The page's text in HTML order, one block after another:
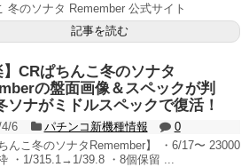
冬のソナタ Remember 公式サイト
記事を読む
】CRぱちんこ冬のソナタ
の盤面画像＆スペックが判
ソナがミドルスペックで復活！
6 パチンコ新機種情報
0
ちんこ冬のソナタRemember】 ・6/17〜 23000
・1/315.1→1/39.8 ・8個保留 ...